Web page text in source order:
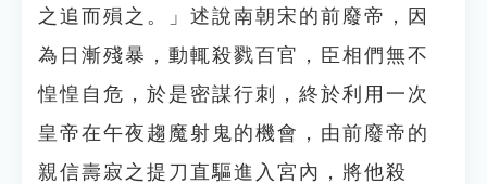
之追而殞之。」述說南朝宋的前廢帝，因
為日漸殘暴，動輒殺戮百官，臣相們無不
惶惶自危，於是密謀行刺，終於利用一次
皇帝在午夜趨魔射鬼的機會，由前廢帝的
親信壽寂之提刀直驅進入宮內，將他殺